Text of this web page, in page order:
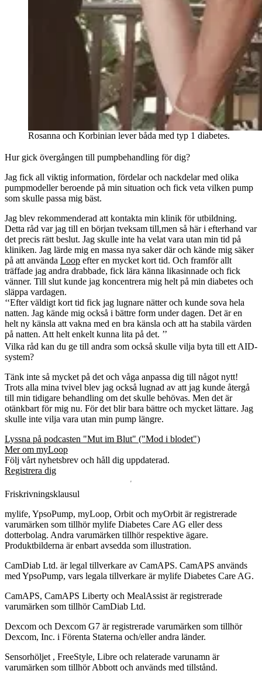
Rosanna och Korbinian lever båda med typ 1 diabetes.
Hur gick övergången till pumpbehandling för dig?
Jag fick all viktig information, fördelar och nackdelar med olika
pumpmodeller beroende på min situation och fick veta vilken pump
som skulle passa mig bäst.
Jag blev rekommenderad att kontakta min klinik för utbildning.
Detta råd var jag till en början tveksam till,men så här i efterhand var
det precis rätt beslut. Jag skulle inte ha velat vara utan min tid på
kliniken. Jag lärde mig en massa nya saker där och kände mig säker
på att använda Loop efter en mycket kort tid. Och framför allt
träffade jag andra drabbade, fick lära känna likasinnade och fick
vänner. Till slut kunde jag koncentrera mig helt på min diabetes och
släppa vardagen.
‘‘Efter väldigt kort tid fick jag lugnare nätter och kunde sova hela
natten. Jag kände mig också i bättre form under dagen. Det är en
helt ny känsla att vakna med en bra känsla och att ha stabila värden
på natten. Att helt enkelt kunna lita på det. ’’
Vilka råd kan du ge till andra som också skulle vilja byta till ett AID-
system?
Tänk inte så mycket på det och våga anpassa dig till något nytt!
Trots alla mina tvivel blev jag också lugnad av att jag kunde återgå
till min tidigare behandling om det skulle behövas. Men det är
otänkbart för mig nu. För det blir bara bättre och mycket lättare. Jag
skulle inte vilja vara utan min pump längre.
Lyssna på podcasten "Mut im Blut" ("Mod i blodet")
Mer om myLoop
Följ vårt nyhetsbrev och håll dig uppdaterad.
Registrera dig
Friskrivningsklausul
mylife, YpsoPump, myLoop, Orbit och myOrbit är registrerade
varumärken som tillhör mylife Diabetes Care AG eller dess
dotterbolag. Andra varumärken tillhör respektive ägare.
Produktbilderna är enbart avsedda som illustration.
CamDiab Ltd. är legal tillverkare av CamAPS. CamAPS används
med YpsoPump, vars legala tillverkare är mylife Diabetes Care AG.
CamAPS, CamAPS Liberty och MealAssist är registrerade
varumärken som tillhör CamDiab Ltd.
Dexcom och Dexcom G7 är registrerade varumärken som tillhör
Dexcom, Inc. i Förenta Staterna och/eller andra länder.
Sensorhöljet , FreeStyle, Libre och relaterade varunamn är
varumärken som tillhör Abbott och används med tillstånd.